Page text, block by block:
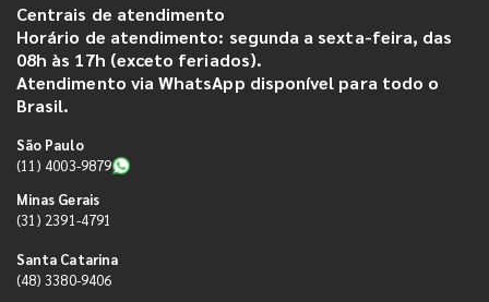
Centrais de atendimento
Horário de atendimento: segunda a sexta-feira, das
08h às 17h (exceto feriados).
Atendimento via WhatsApp disponível para todo o
Brasil.
São Paulo
(11) 4003-9879
Minas Gerais
(31) 2391-4791
Santa Catarina
(48) 3380-9406